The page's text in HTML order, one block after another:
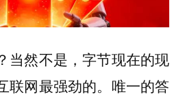
当然不是，字节现在的现
联网最强劲的。唯一的答